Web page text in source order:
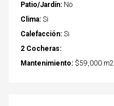
Patio/Jardín: No
Clima: Si
Calefacción: Si
2 Cocheras:
Mantenimiento: $59,000 m2